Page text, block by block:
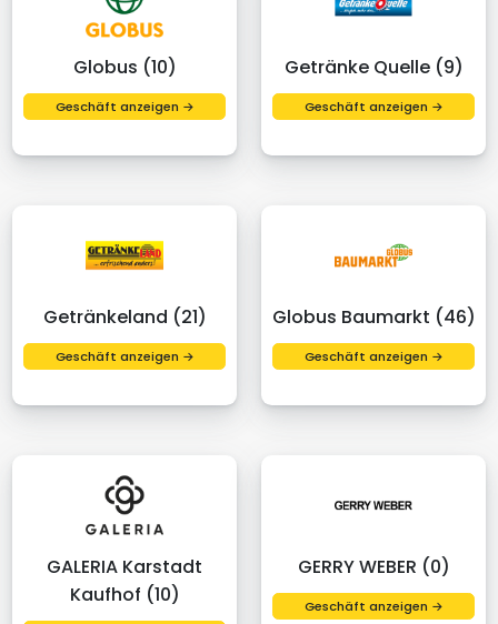
Globus (10)
Geschäft anzeigen →
Getränke Quelle (9)
Geschäft anzeigen →
Getränkeland (21)
Geschäft anzeigen →
Globus Baumarkt (46)
Geschäft anzeigen →
GALERIA Karstadt
Kaufhof (10)
GERRY WEBER (0)
Geschäft anzeigen →